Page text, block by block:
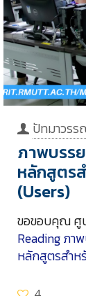
ปัทมาวรร
ภาพบรร
หลักสูตร
(Users)
ขอขอบคุณ ศู
Readingภาพ
หลักสูตรสำห